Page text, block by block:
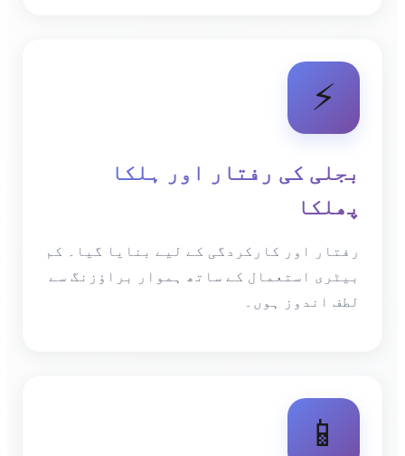
بجلی کی رفتار اور ہلکا
پھلکا
رفتار اور کارکردگی کے لیے بنایا گیا۔ کم
بیٹری استعمال کے ساتھ ہموار براؤزنگ سے
لطف اندوز ہوں۔